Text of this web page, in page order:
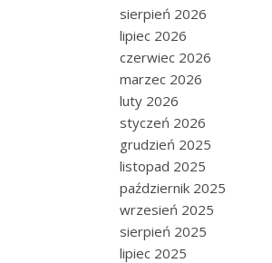
sierpień 2026
lipiec 2026
czerwiec 2026
marzec 2026
luty 2026
styczeń 2026
grudzień 2025
listopad 2025
październik 2025
wrzesień 2025
sierpień 2025
lipiec 2025